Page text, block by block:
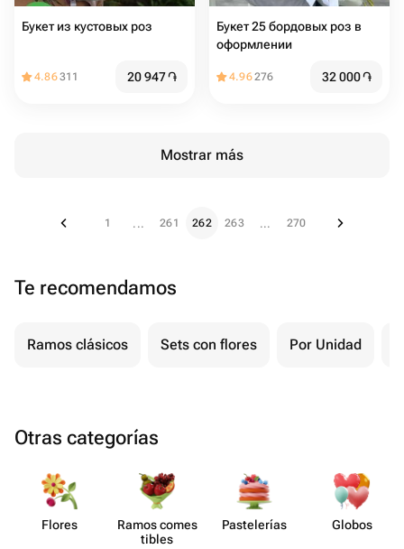
Букет из кустовых роз
4.86311 20 947֏
Букет 25 бордовых роз в
оформлении
4.96276 32 000֏
Mostrar más
1 ... 261 262 263 ... 270
Te recomendamos
Ramos clásicos Sets con flores Por Unidad
Otras categorías
Flores
Ramos comes​
tibles
Paste​lerías Globos